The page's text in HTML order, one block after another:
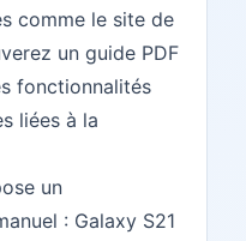
comme le site de
un guide PDF
fonctionnalités
liées à la
un
: Galaxy S21